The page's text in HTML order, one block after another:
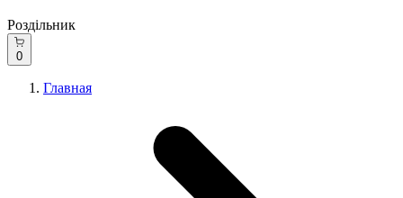
Роздільник
0
Главная